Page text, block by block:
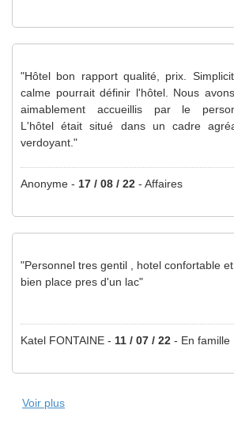
"Hôtel bon rapport qualité, prix.
calme pourrait définir l'hôtel. Nous
aimablement accueillis par le
L'hôtel était situé dans un cadre
verdoyant."
Anonyme - 17 / 08 / 22 - Affaires
"Personnel tres gentil , hotel confortable
bien place pres d'un lac"
Katel FONTAINE - 11 / 07 / 22 - En famille
Voir plus